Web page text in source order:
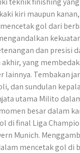
kiri maupun
gol dari
dan presisi
yang
lainnya. Tembakan
dan sundulan
utama Milito
besar dalam
di final Liga
Munich.
mencetak gol di